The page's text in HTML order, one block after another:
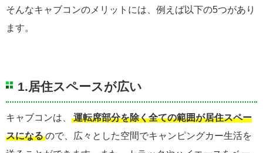
そんなキャブコンのメリットには、例えば以下の5つがあり
ます。
1.居住スペースが広い
キャブコンは、
運転席部分を除く全ての範囲が居住スペー
スになるので、広々とした空間でキャンピングカー生活を